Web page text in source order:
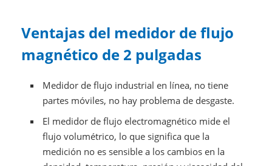
Ventajas del medidor de flujo
magnético de 2 pulgadas
Medidor de flujo industrial en línea, no tiene
partes móviles, no hay problema de desgaste.
El medidor de flujo electromagnético mide el
flujo volumétrico, lo que significa que la
medición no es sensible a los cambios en la